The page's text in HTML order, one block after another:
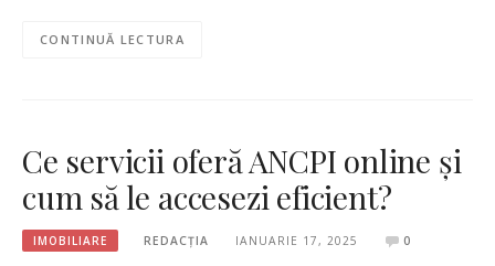
CONTINUĂ LECTURA
Ce servicii oferă ANCPI online și
cum să le accesezi eficient?
IMOBILIARE REDACȚIA IANUARIE 17, 2025 0